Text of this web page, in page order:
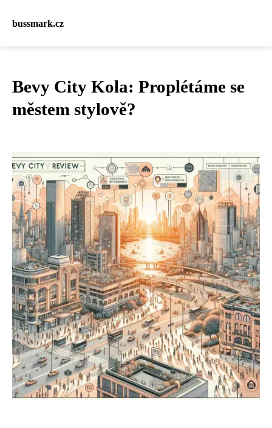
bussmark.cz
Bevy City Kola: Proplétáme se
městem stylově?